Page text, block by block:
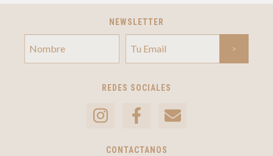
NEWSLETTER
REDES SOCIALES
CONTACTANOS